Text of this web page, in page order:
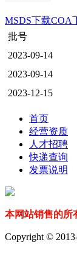
MSDS下载COA
批号
2023-09-14
2023-09-14
2023-12-15
首页
经营资质
人才招聘
快递查询
发票说明
本网站销售的所
Copyright ©